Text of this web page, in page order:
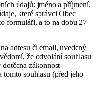
údajů: jméno a příjmení,
které správci Obec
formuláři, a to na dobu 27
adresu či email, uvedený
že odvolání souhlasu
zákonnost
tomto souhlasu (před jeho